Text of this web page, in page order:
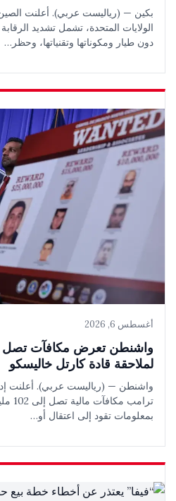
بكين — (رياليست عربي). أعلنت
الولايات المتحدة، تشمل تشديد
دون طيار ومكوناتها وتقنياتها، وحظر…
أغسطس 6, 2026
لملاحقة قادة كارتل خاليسكو
واشنطن — (رياليست عربي). أعلنت
بمعلومات تقود إلى اعتقال أو…